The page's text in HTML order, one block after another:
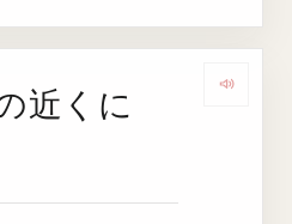
近くに